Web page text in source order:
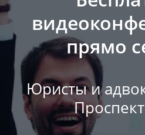
прямо
Юристы и